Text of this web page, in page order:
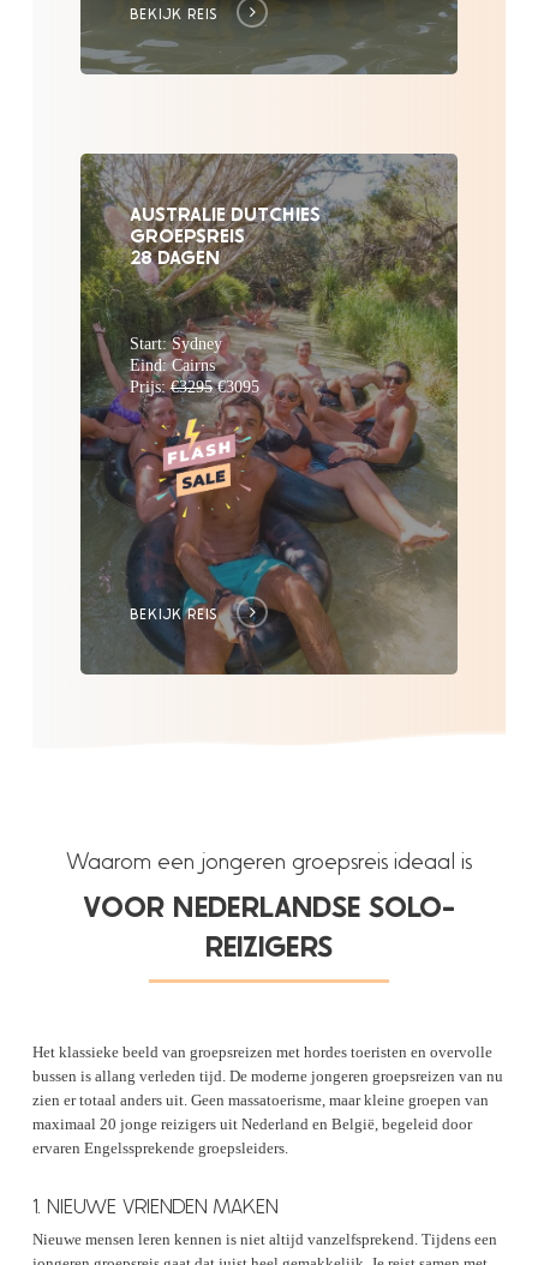
BEKIJK REIS
AUSTRALIE DUTCHIES
GROEPSREIS
28 DAGEN
Start: Sydney
Eind: Cairns
Prijs:€3295€3095
BEKIJK REIS
Waarom een jongeren groepsreis ideaal is
VOOR NEDERLANDSE SOLO-
REIZIGERS
Het klassieke beeld van groepsreizen met hordes toeristen en overvolle
bussen is allang verleden tijd. De moderne jongeren groepsreizen van nu
zien er totaal anders uit. Geen massatoerisme, maar kleine groepen van
maximaal 20 jonge reizigers uit Nederland en België, begeleid door
ervaren Engelssprekende groepsleiders.
1. NIEUWE VRIENDEN MAKEN
Nieuwe mensen leren kennen is niet altijd vanzelfsprekend. Tijdens een